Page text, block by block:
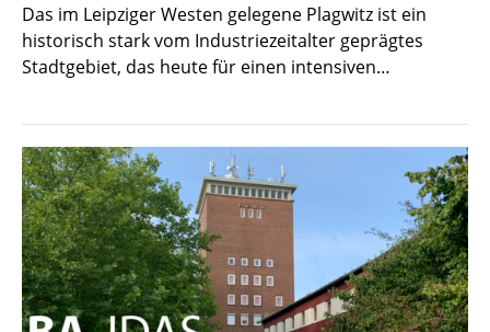
Das im Leipziger Westen gelegene Plagwitz ist ein
historisch stark vom Industriezeitalter geprägtes
Stadtgebiet, das heute für einen intensiven…